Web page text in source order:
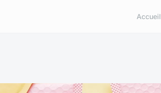
Accueil